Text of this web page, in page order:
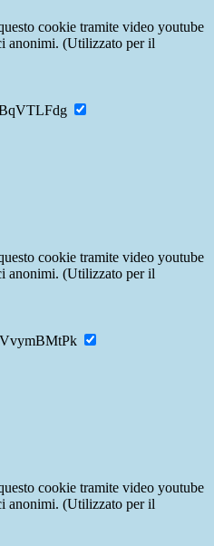
cookie tramite video youtube
anonimi. (Utilizzato per il
cookie tramite video youtube
anonimi. (Utilizzato per il
cookie tramite video youtube
anonimi. (Utilizzato per il